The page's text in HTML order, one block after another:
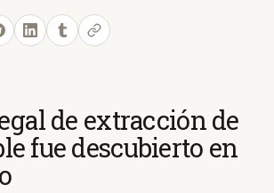
de extracción de
fue descubierto en